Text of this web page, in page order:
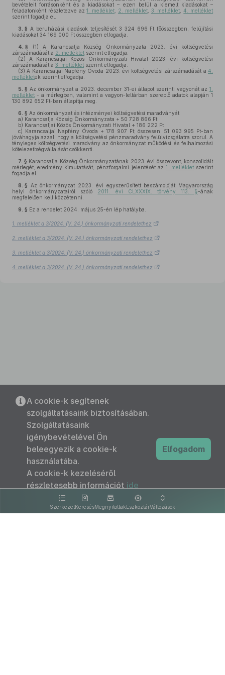
bevételeit forrásonként és a kiadásokat – ezen belül a kiemelt kiadásokat –
feladatonként részletezve az1. melléklet 2. melléklet, 3. melléklet ,4. melléklet
szerint fogadja el.
3. § A beruházási kiadások teljesítését 3 324 696 Ft főösszegben, felújítási
kiadásokat 34 169 000 Ft összegben elfogadja.
4. § (1) A Karancsalja Község Önkormányzata 2023. évi költségvetési
zárszámadását a 2. melléklet szerint elfogadja.
(2) A Karancsaljai Közös Önkormányzati Hivatal 2023. évi költségvetési
zárszámadását a 3. melléklet szerint elfogadja.
(3) A Karancsaljai Napfény Óvoda 2023. évi költségvetési zárszámadását a 4.
mellékletek szerint elfogadja.
5. § Az önkormányzat a 2023. december 31-ei állapot szerinti vagyonát az 1.
melléklet - a mérlegben, valamint a vagyon-leltárban szereplő adatok alapján 1
130 892 652 Ft-ban állapítja meg.
6. § Az önkormányzat és intézményei költségvetési maradványát
a) Karancsalja Község Önkormányzata + 50 728 866 Ft
b) Karancsaljai Közös Önkormányzati Hivatal + 186 222 Ft
c) Karancsaljai Napfény Óvoda + 178 907 Ft; összesen: 51 093 995 Ft-ban
jóváhagyja azzal, hogy a költségvetési pénzmaradvány felülvizsgálatra szorul. A
tényleges költségvetési maradvány az önkormányzat működési és felhalmozási
kötelezettségvállalását csökkenti.
7. § Karancsalja Község Önkormányzatának 2023. évi összevont, konszolidált
mérlegét, eredmény kimutatását, pénzforgalmi jelentését az 1. mellékletszerint
fogadja el.
8. § Az önkormányzat 2023. évi egyszerűsített beszámolóját Magyarország
helyi önkormányzatairól szóló 2011. évi CLXXXIX. törvény 113. §-ának
megfelelően kell közzétenni.
9. § Ez a rendelet 2024. május 25-én lép hatályba.
1. melléklet a 3/2024. (V. 24.) önkormányzati rendelethez
2. melléklet a 3/2024. (V. 24.) önkormányzati rendelethez
3. melléklet a 3/2024. (V. 24.) önkormányzati rendelethez
4. melléklet a 3/2024. (V. 24.) önkormányzati rendelethez
SzerkezetKeresésMegnyitottakEszköztárVáltozások
A cookie-k segítenek
szolgáltatásaink biztosításában.
Szolgáltatásaink
igénybevételével Ön
beleegyezik a cookie-k
használatába.
A cookie-k kezeléséről
részletesebb információt ide
kattintva olvashat.
Elfogadom